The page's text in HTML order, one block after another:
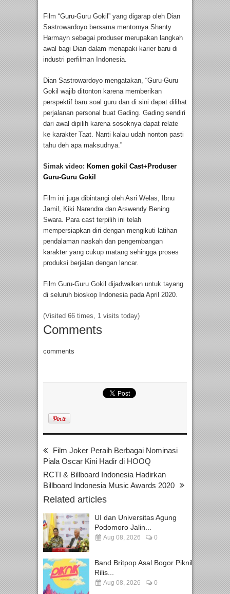
Film “Guru-Guru Gokil” yang digarap oleh Dian
Sastrowardoyo bersama mentornya Shanty
Harmayn sebagai produser merupakan langkah
awal bagi Dian dalam menapaki karier baru di
industri perfilman Indonesia.
Dian Sastrowardoyo mengatakan, “Guru-Guru
Gokil wajib ditonton karena memberikan
perspektif baru soal guru dan di sini dapat dilihat
perjalanan personal buat Gading. Gading sendiri
dari awal dipilih karena sosoknya dapat relate
ke karakter Taat. Nanti kalau udah nonton pasti
tahu deh apa maksudnya.”
Simak video: Komen gokil Cast+Produser
Guru-Guru Gokil
Film ini juga dibintangi oleh Asri Welas, Ibnu
Jamil, Kiki Narendra dan Arswendy Bening
Swara. Para cast terpilih ini telah
mempersiapkan diri dengan mengikuti latihan
pendalaman naskah dan pengembangan
karakter yang cukup matang sehingga proses
produksi berjalan dengan lancar.
Film Guru-Guru Gokil dijadwalkan untuk tayang
di seluruh bioskop Indonesia pada April 2020.
(Visited 66 times, 1 visits today)
Comments
comments
Film Joker Peraih Berbagai Nominasi
Piala Oscar Kini Hadir di HOOQ
RCTI & Billboard Indonesia Hadirkan
Billboard Indonesia Music Awards 2020
Related articles
UI dan Universitas Agung
Podomoro Jalin...
Aug 08, 2026 0
Band Britpop Asal Bogor Piknik
Rilis...
Aug 08, 2026 0